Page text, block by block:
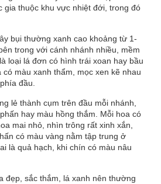
gia thuộc khu vực nhiệt đới, trong đó
bụi thường xanh cao khoảng từ 1-
trong với cánh nhánh nhiều, mềm
loại lá đơn có hình trái xoan hay bầu
có màu xanh thẩm, mọc xen kẽ nhau
đầu.
lẻ thành cụm trên đầu mỗi nhánh,
hay màu hồng thắm. Mỗi hoa có
mai nhỏ, nhìn trông rất xinh xắn,
có màu vàng nằm tập trung ở
là quả hạch, khi chín có màu nâu
đẹp, sắc thắm, lá xanh nên thường